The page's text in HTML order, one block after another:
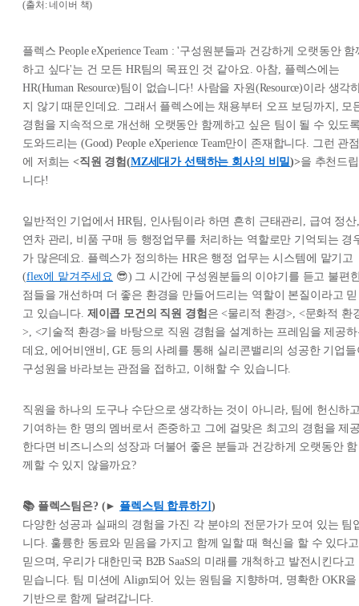
(출처: 네이버 책)
플렉스 People eXperience Team : '구성원분들과 건강하게 오랫동안 함
하고 싶다'는 건 모든 HR팀의 목표인 것 같아요. 아참, 플렉스에는
HR(Human Resource)팀이 없습니다! 사람을 자원(Resource)이라 생각
지 않기 때문인데요. 그래서 플렉스에는 채용부터 오프 보딩까지, 모
경험을 지속적으로 개선해 오랫동안 함께하고 싶은 팀이 될 수 있도
도와드리는 (Good) People eXperience Team만이 존재합니다. 그런 관점
에 저희는<직원 경험(MZ세대가 선택하는 회사의 비밀)>을 추천드립
니다!
일반적인 기업에서 HR팀, 인사팀이라 하면 흔히 근태관리, 급여 정산,
연차 관리, 비품 구매 등 행정업무를 처리하는 역할로만 기억되는 경
가 많은데요. 플렉스가 정의하는 HR은 행정 업무는 시스템에 맡기고
(flex에 맡겨주세요 😎) 그 시간에 구성원분들의 이야기를 듣고 불편
점들을 개선하며 더 좋은 환경을 만들어드리는 역할이 본질이라고 믿
고 있습니다. 제이콥 모건의 직원 경험 은 <물리적 환경>, <문화적 환
>, <기술적 환경>을 바탕으로 직원 경험을 설계하는 프레임을 제공
데요, 에어비앤비, GE 등의 사례를 통해 실리콘밸리의 성공한 기업들
구성원을 바라보는 관점을 접하고, 이해할 수 있습니다.
직원을 하나의 도구나 수단으로 생각하는 것이 아니라, 팀에 헌신하
기여하는 한 명의 멤버로서 존중하고 그에 걸맞은 최고의 경험을 제
한다면 비즈니스의 성장과 더불어 좋은 분들과 건강하게 오랫동안 함
께할 수 있지 않을까요?
📚 플렉스팀은? (► 플렉스팀 합류하기 )
다양한 성공과 실패의 경험을 가진 각 분야의 전문가가 모여 있는 팀
니다. 훌륭한 동료와 믿음을 가지고 함께 일할 때 혁신을 할 수 있다고
믿으며, 우리가 대한민국 B2B SaaS의 미래를 개척하고 발전시킨다고
믿습니다. 팀 미션에 Align되어 있는 원팀을 지향하며, 명확한 OKR을
기반으로 함께 달려갑니다.